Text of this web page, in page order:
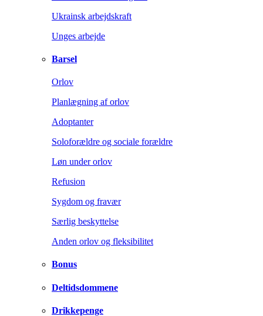
Ukrainsk arbejdskraft
Unges arbejde
Barsel
Orlov
Planlægning af orlov
Adoptanter
Soloforældre og sociale forældre
Løn under orlov
Refusion
Sygdom og fravær
Særlig beskyttelse
Anden orlov og fleksibilitet
Bonus
Deltidsdommene
Drikkepenge